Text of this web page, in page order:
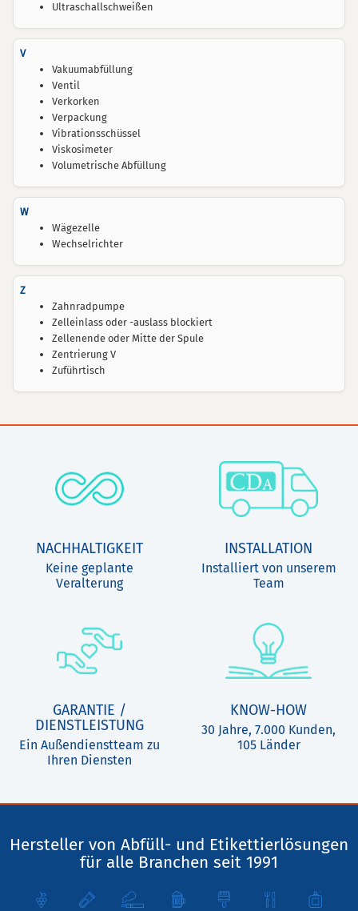
Ultraschallschweißen
V
Vakuumabfüllung
Ventil
Verkorken
Verpackung
Vibrationsschüssel
Viskosimeter
Volumetrische Abfüllung
W
Wägezelle
Wechselrichter
Z
Zahnradpumpe
Zelleinlass oder -auslass blockiert
Zellenende oder Mitte der Spule
Zentrierung V
Zuführtisch
NACHHALTIGKEIT
Keine geplante
Veralterung
INSTALLATION
Installiert von unserem
Team
GARANTIE /
DIENSTLEISTUNG
Ein Außendienstteam zu
Ihren Diensten
KNOW-HOW
30 Jahre, 7.000 Kunden,
105 Länder
Hersteller von Abfüll- und Etikettierlösungen
für alle Branchen seit 1991